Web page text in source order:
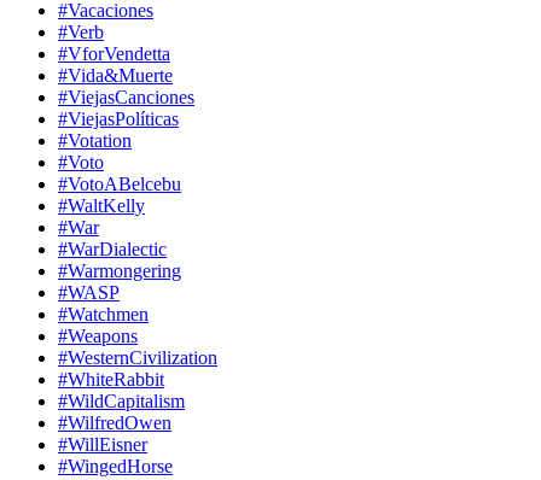
#Vacaciones
#Verb
#VforVendetta
#Vida&Muerte
#ViejasCanciones
#ViejasPolíticas
#Votation
#Voto
#VotoABelcebu
#WaltKelly
#War
#WarDialectic
#Warmongering
#WASP
#Watchmen
#Weapons
#WesternCivilization
#WhiteRabbit
#WildCapitalism
#WilfredOwen
#WillEisner
#WingedHorse